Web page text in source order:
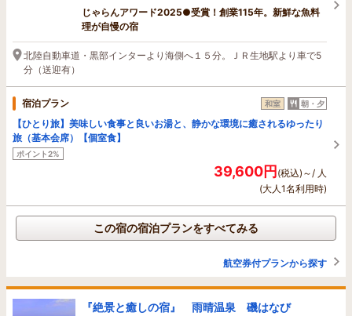
じゃらんアワード2025●受賞！創業115年。新鮮な魚料
理が自慢の宿
北陸自動車道・黒部インターより海側へ１５分。ＪＲ生地駅より車で5
分（送迎有）
宿泊プラン 和室 朝・夕
【ひとり旅】美味しい食事と良いお湯と、静かな環境に癒されるゆったり
旅（基本会席）【個室食】
ポイント2%
39,600円(税込)～/ 人
(大人1名利用時)
この宿の宿泊プランをすべてみる
航空券付プランから探す
『絶景と癒しの宿』 雨晴温泉 磯はなび